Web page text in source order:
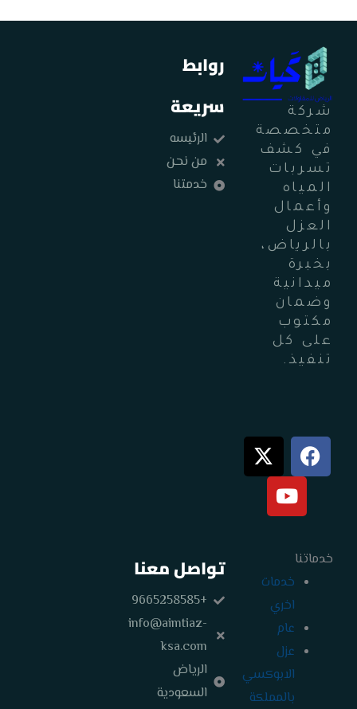
شركة
متخصصة
في كشف
تسربات
المياه
وأعمال
العزل
بالرياض،
بخبرة
ميدانية
وضمان
مكتوب
على كل
تنفيذ.
F
a
c
e
b
o
k
X
-
t
e
Y
u
t
u
روابط
سريعة
الرئيسه
من نحن
خدمتنا
خدماتنا
خدمات
اخري
عام
عزل
الابوكسي
بالمملكة
تواصل معنا
+9665258585
info@aimtiaz-
ksa.com
الرياض
السعودية